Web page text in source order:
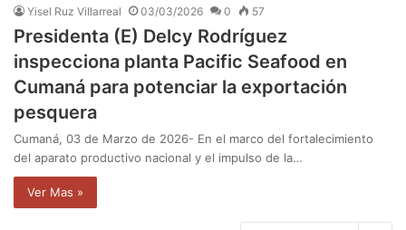
Yisel Ruz Villarreal 03/03/2026 0 57
Presidenta (E) Delcy Rodríguez
inspecciona planta Pacific Seafood en
Cumaná para potenciar la exportación
pesquera
Cumaná, 03 de Marzo de 2026- En el marco del fortalecimiento
del aparato productivo nacional y el impulso de la…
Ver Mas »